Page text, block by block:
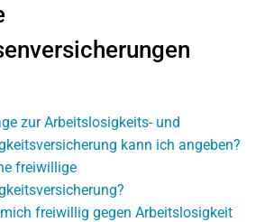
zur Arbeitslosigkeits- und
kann ich angeben?
freiwillige
freiwillig gegen Arbeitslosigkeit